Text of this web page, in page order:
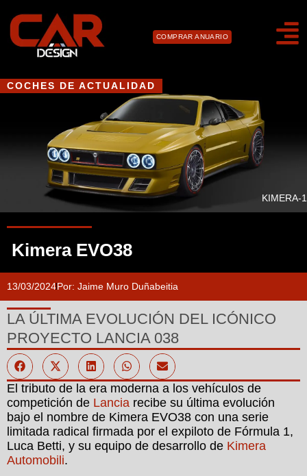
COMPRAR ANUARIO
COCHES DE ACTUALIDAD
KIMERA-1
Kimera EVO38
13/03/2024Por: Jaime Muro Duñabeitia
LA ÚLTIMA EVOLUCIÓN DEL ICÓNICO
PROYECTO LANCIA 038
El tributo de la era moderna a los vehículos de
competición de Lancia recibe su última evolución
bajo el nombre de Kimera EVO38 con una serie
limitada radical firmada por el expiloto de Fórmula 1,
Luca Betti, y su equipo de desarrollo de Kimera
Automobili.